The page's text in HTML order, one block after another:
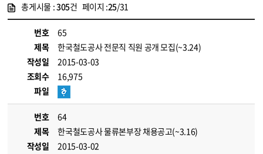
총게시물 :305건 페이지 :25/31
번호
65
제목
한국철도공사 전문직 직원 공개 모집(~3.24)
작성일
2015-03-03
조회수
16,975
파일
번호
64
제목
한국철도공사 물류본부장 채용공고(~3.16)
작성일
2015-03-02